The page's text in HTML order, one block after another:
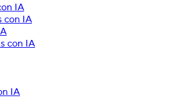
IA
con IA
con IA
IA